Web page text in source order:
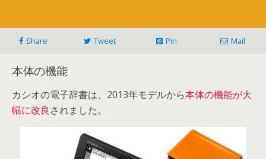
Share Tweet Pin Mail
本体の機能
カシオの電子辞書は、2013年モデルから本体の機能が大
幅に改良 されました。